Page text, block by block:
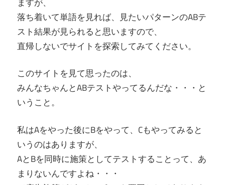
落ち着いて単語を見れば、見たいパターンのABテ
スト結果が見られると思いますので、
直帰しないでサイトを探索してみてください。
このサイトを見て思ったのは、
みんなちゃんとABテストやってるんだな・・・と
いうこと。
私はAをやった後にBをやって、Cもやってみると
いうのはありますが、
AとBを同時に施策としてテストすることって、あ
まりないんですよね・・・